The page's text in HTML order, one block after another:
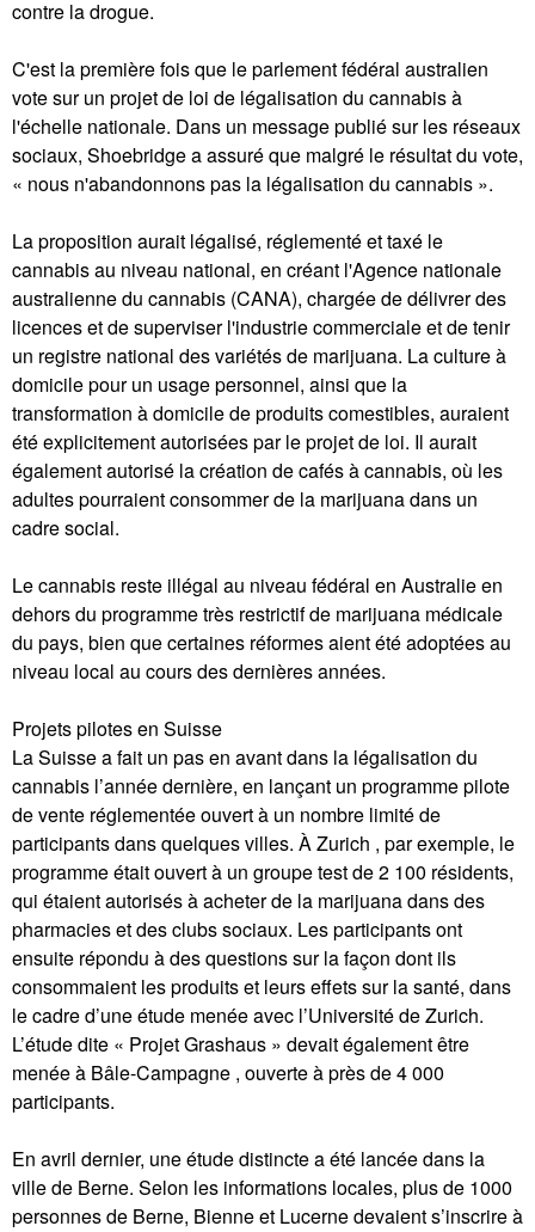
contre la drogue.
C'est la première fois que le parlement fédéral australien
vote sur un projet de loi de légalisation du cannabis à
l'échelle nationale. Dans un message publié sur les réseaux
sociaux, Shoebridge a assuré que malgré le résultat du vote,
« nous n'abandonnons pas la légalisation du cannabis ».
La proposition aurait légalisé, réglementé et taxé le
cannabis au niveau national, en créant l'Agence nationale
australienne du cannabis (CANA), chargée de délivrer des
licences et de superviser l'industrie commerciale et de tenir
un registre national des variétés de marijuana. La culture à
domicile pour un usage personnel, ainsi que la
transformation à domicile de produits comestibles, auraient
été explicitement autorisées par le projet de loi. Il aurait
également autorisé la création de cafés à cannabis, où les
adultes pourraient consommer de la marijuana dans un
cadre social.
Le cannabis reste illégal au niveau fédéral en Australie en
dehors du programme très restrictif de marijuana médicale
du pays, bien que certaines réformes aient été adoptées au
niveau local au cours des dernières années.
Projets pilotes en Suisse
La Suisse a fait un pas en avant dans la légalisation du
cannabis l’année dernière, en lançant un programme pilote
de vente réglementée ouvert à un nombre limité de
participants dans quelques villes. À Zurich , par exemple, le
programme était ouvert à un groupe test de 2 100 résidents,
qui étaient autorisés à acheter de la marijuana dans des
pharmacies et des clubs sociaux. Les participants ont
ensuite répondu à des questions sur la façon dont ils
consommaient les produits et leurs effets sur la santé, dans
le cadre d’une étude menée avec l’Université de Zurich.
L’étude dite « Projet Grashaus » devait également être
menée à Bâle-Campagne , ouverte à près de 4 000
participants.
En avril dernier, une étude distincte a été lancée dans la
ville de Berne. Selon les informations locales, plus de 1000
personnes de Berne, Bienne et Lucerne devaient s’inscrire à